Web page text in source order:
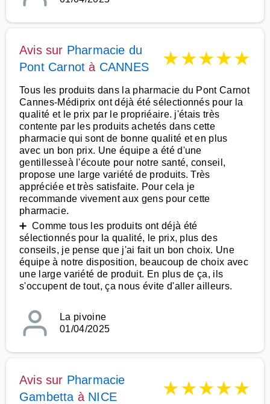
Avis sur Pharmacie du
Pont Carnot à CANNES ★★★★★
Tous les produits dans la pharmacie du Pont Carnot
Cannes-Médiprix ont déjà été sélectionnés pour la
qualité et le prix par le propriéaire. j'étais très
contente par les produits achetés dans cette
pharmacie qui sont de bonne qualité et en plus
avec un bon prix. Une équipe a été d'une
gentillesseà l'écoute pour notre santé, conseil,
propose une large variété de produits. Très
appréciée et très satisfaite. Pour cela je
recommande vivement aux gens pour cette
pharmacie.
➕ Comme tous les produits ont déjà été
sélectionnés pour la qualité, le prix, plus des
conseils, je pense que j'ai fait un bon choix. Une
équipe à notre disposition, beaucoup de choix avec
une large variété de produit. En plus de ça, ils
s'occupent de tout, ça nous évite d'aller ailleurs.
La pivoine
01/04/2025
Avis sur Pharmacie
Gambetta à NICE ★★★★★